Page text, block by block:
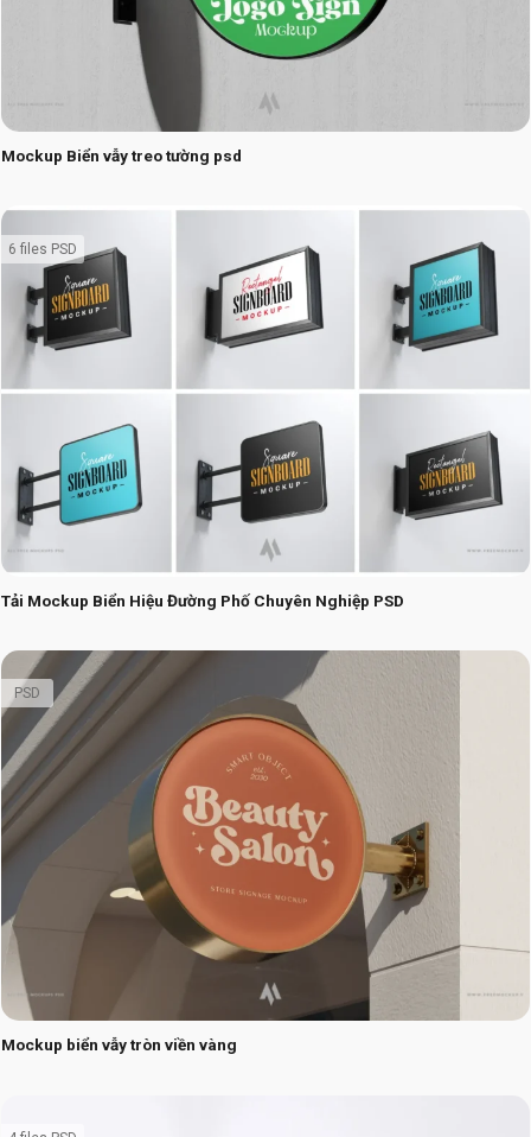
Mockup Biển vẫy treo tường psd
Tải Mockup Biển Hiệu Đường Phố Chuyên Nghiệp PSD
6 files PSD
Mockup biển vẫy tròn viền vàng
PSD